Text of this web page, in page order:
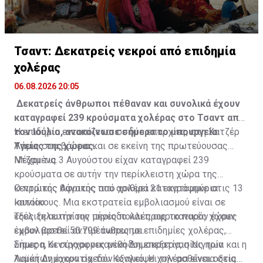
Τσαντ: Δεκατρείς νεκροί από επιδημία
χολέρας
06.08.2026 20:05
Δεκατρείς άνθρωποι πέθαναν και συνολικά έχουν
καταγραφεί 239 κρούσματα χολέρας στο Τσαντ από
τον Ιούλιο, ανακοίνωσε σήμερα το υπουργείο
Υγείας της χώρας.
Η επιδημία εντοπίζεται σε δύο επαρχίες, στη Χατζέρ
Λάμις στα βόρεια και σε εκείνη της πρωτεύουσας
Ντζαμένα.
Μέχρι τις 3 Αυγούστου είχαν καταγραφεί 239
κρούσματα σε αυτήν την περίκλειστη χώρα της
κεντρικής Αφρικής που αριθμεί 21 εκατομμύρια
κατοίκους. Μια εκστρατεία εμβολιασμού είναι σε
εξέλιξη αυτήν την περίοδο και προς το παρόν έχουν
εμβολιαστεί 50.799 άνθρωποι.
Ο πρώτος θάνατος από χολέρα καταγράφηκε στις 13
Ιουνίου.
Τους τελευταίους μήνες πολλές αφρικανικές χώρες
έχουν βρεθεί αντιμέτωπες με επιδημίες χολέρας,
όπως η Κεντροαφρικανική Δημοκρατία, η Νιγηρία και η
Λαϊκή Δημοκρατία του Κονγκό. Η χολέρα είναι οξεία
Σήμερα, οι σύγχρονες μέθοδοι επεξεργασίας των
λυμάτων έχουν σχεδόν εξαλείψει την ασθένεια στις